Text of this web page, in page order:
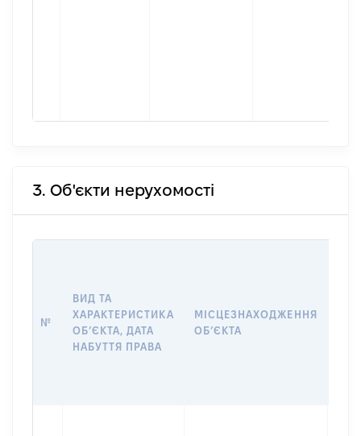
3. Об'єкти нерухомості
№
ВИД ТА
ХАРАКТЕРИСТИКА
ОБʼЄКТА, ДАТА
НАБУТТЯ ПРАВА
МІСЦЕЗНАХОДЖЕННЯ
ОБʼЄКТА